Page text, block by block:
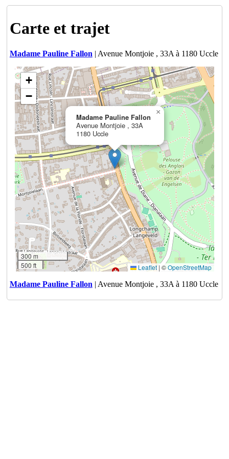
Carte et trajet
Madame Pauline Fallon | Avenue Montjoie , 33A à 1180 Uccle
Madame Pauline Fallon
Avenue Montjoie , 33A
1180 Uccle
×
+
−
300 m
500 ft
Leaflet | ©OpenStreetMap
Madame Pauline Fallon | Avenue Montjoie , 33A à 1180 Uccle